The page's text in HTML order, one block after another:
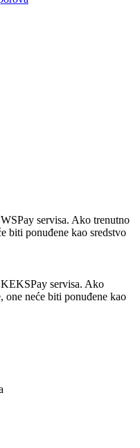
servisa. Ako trenutno
biti ponuđene kao sredstvo
servisa. Ako
neće biti ponuđene kao